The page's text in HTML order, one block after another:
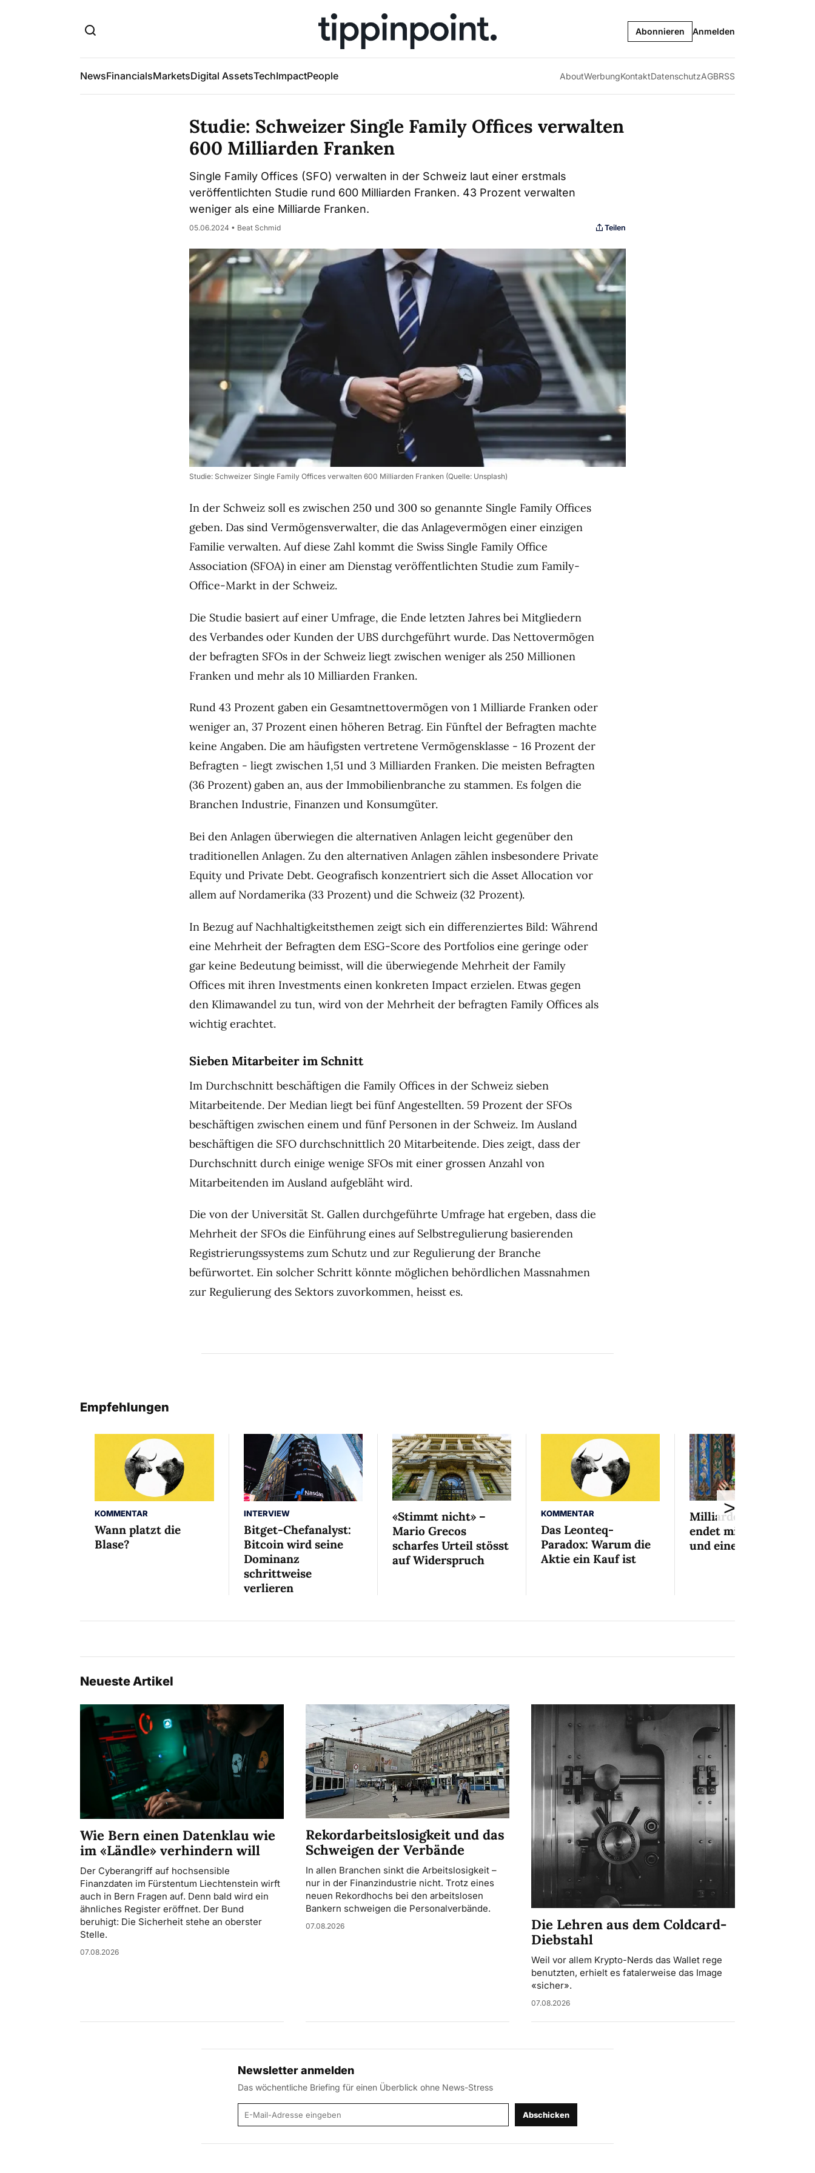
Abonnieren Anmelden
NewsFinancialsMarketsDigital AssetsTechImpactPeople AboutWerbungKontaktDatenschutzAGBRSS
Studie: Schweizer Single Family Offices verwalten
600 Milliarden Franken
Single Family Offices (SFO) verwalten in der Schweiz laut einer erstmals
veröffentlichten Studie rund 600 Milliarden Franken. 43 Prozent verwalten
weniger als eine Milliarde Franken.
05.06.2024 • Beat Schmid Teilen
Studie: Schweizer Single Family Offices verwalten 600 Milliarden Franken (Quelle: Unsplash)
In der Schweiz soll es zwischen 250 und 300 so genannte Single Family Offices
geben. Das sind Vermögensverwalter, die das Anlagevermögen einer einzigen
Familie verwalten. Auf diese Zahl kommt die Swiss Single Family Office
Association (SFOA) in einer am Dienstag veröffentlichten Studie zum Family-
Office-Markt in der Schweiz.
Die Studie basiert auf einer Umfrage, die Ende letzten Jahres bei Mitgliedern
des Verbandes oder Kunden der UBS durchgeführt wurde. Das Nettovermögen
der befragten SFOs in der Schweiz liegt zwischen weniger als 250 Millionen
Franken und mehr als 10 Milliarden Franken.
Rund 43 Prozent gaben ein Gesamtnettovermögen von 1 Milliarde Franken oder
weniger an, 37 Prozent einen höheren Betrag. Ein Fünftel der Befragten machte
keine Angaben. Die am häufigsten vertretene Vermögensklasse - 16 Prozent der
Befragten - liegt zwischen 1,51 und 3 Milliarden Franken. Die meisten Befragten
(36 Prozent) gaben an, aus der Immobilienbranche zu stammen. Es folgen die
Branchen Industrie, Finanzen und Konsumgüter.
Bei den Anlagen überwiegen die alternativen Anlagen leicht gegenüber den
traditionellen Anlagen. Zu den alternativen Anlagen zählen insbesondere Private
Equity und Private Debt. Geografisch konzentriert sich die Asset Allocation vor
allem auf Nordamerika (33 Prozent) und die Schweiz (32 Prozent).
In Bezug auf Nachhaltigkeitsthemen zeigt sich ein differenziertes Bild: Während
eine Mehrheit der Befragten dem ESG-Score des Portfolios eine geringe oder
gar keine Bedeutung beimisst, will die überwiegende Mehrheit der Family
Offices mit ihren Investments einen konkreten Impact erzielen. Etwas gegen
den Klimawandel zu tun, wird von der Mehrheit der befragten Family Offices als
wichtig erachtet.
Sieben Mitarbeiter im Schnitt
Im Durchschnitt beschäftigen die Family Offices in der Schweiz sieben
Mitarbeitende. Der Median liegt bei fünf Angestellten. 59 Prozent der SFOs
beschäftigen zwischen einem und fünf Personen in der Schweiz. Im Ausland
beschäftigen die SFO durchschnittlich 20 Mitarbeitende. Dies zeigt, dass der
Durchschnitt durch einige wenige SFOs mit einer grossen Anzahl von
Mitarbeitenden im Ausland aufgebläht wird.
Die von der Universität St. Gallen durchgeführte Umfrage hat ergeben, dass die
Mehrheit der SFOs die Einführung eines auf Selbstregulierung basierenden
Registrierungssystems zum Schutz und zur Regulierung der Branche
befürwortet. Ein solcher Schritt könnte möglichen behördlichen Massnahmen
zur Regulierung des Sektors zuvorkommen, heisst es.
Empfehlungen
KOMMENTAR
Wann platzt die
Blase?
INTERVIEW
Bitget-Chefanalyst:
Bitcoin wird seine
Dominanz
schrittweise
verlieren
«Stimmt nicht» –
Mario Grecos
scharfes Urteil stösst
auf Widerspruch
KOMMENTAR
Das Leonteq-
Paradox: Warum die
Aktie ein Kauf ist
Milliardenaffäre
endet mit Mini-Busse
und einem Bedingten
>
Neueste Artikel
Wie Bern einen Datenklau wie
im «Ländle» verhindern will
Der Cyberangriff auf hochsensible
Finanzdaten im Fürstentum Liechtenstein wirft
auch in Bern Fragen auf. Denn bald wird ein
ähnliches Register eröffnet. Der Bund
beruhigt: Die Sicherheit stehe an oberster
Stelle.
07.08.2026
Rekordarbeitslosigkeit und das
Schweigen der Verbände
In allen Branchen sinkt die Arbeitslosigkeit –
nur in der Finanzindustrie nicht. Trotz eines
neuen Rekordhochs bei den arbeitslosen
Bankern schweigen die Personalverbände.
07.08.2026
Die Lehren aus dem Coldcard-
Diebstahl
Weil vor allem Krypto-Nerds das Wallet rege
benutzten, erhielt es fatalerweise das Image
«sicher».
07.08.2026
Newsletter anmelden
Das wöchentliche Briefing für einen Überblick ohne News-Stress
E-Mail-Adresse Abschicken